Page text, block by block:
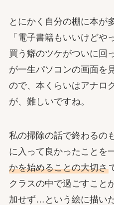
とにかく自分の棚に本が
「電子書籍もいいけどや
買う癖のツケがついに回
が一生パソコンの画面を
ので、本くらいはアナロ
が、難しいですね。
私の掃除の話で終わるの
に入って良かったことを
かを始めることの大切さ
クラスの中で過ごすこと
加せず…という絵に描い